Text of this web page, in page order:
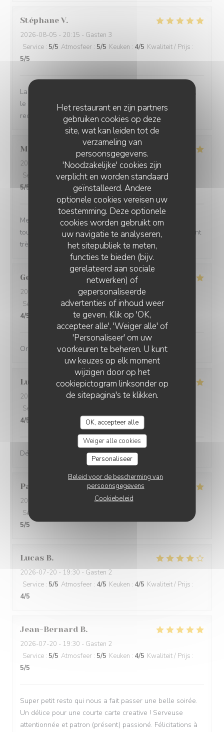
Het restaurant en zijn partners
gebruiken cookies op deze
site, wat kan leiden tot de
verzameling van
persoonsgegevens.
'Noodzakelijke' cookies zijn
verplicht en worden standaard
geïnstalleerd. Andere
optionele cookies vereisen uw
toestemming. Deze optionele
cookies worden gebruikt om
uw navigatie te analyseren,
het sitepubliek te meten,
functies te bieden (bijv.
gerelateerd aan sociale
netwerken) of
gepersonaliseerde
advertenties of inhoud weer
te geven. Klik op 'OK,
accepteer alle', 'Weiger alle' of
'Personaliseer' om uw
voorkeuren te beheren. U kunt
uw keuzes op elk moment
wijzigen door op het
cookiepictogram linksonder op
de sitepagina's te klikken.
OK, accepteer alle
Weiger alle cookies
Personaliseer
Beleid voor de bescherming van
persoonsgegevens
Cookiebeleid
Stéphane V
2026-08-05 - 20:15 - Gasten 3
Service : 5/5 Atmosfeer : 5/5 Keuken : 4/5 Kwaliteit / Prijs :
5/5
La cuisine est délicieuse, les vins tout à fait bien choisis,
le cadre très agréable et l'équipe très sympa ! Je
recommande !
Maelle
2026-08-05
- 19:45 - Gasten 2
Service
/5 Atmosfeer:5 /5 Keuken : 5/5 Kwaliteit / Prijs
5/5
Menus variés, changeant en fonction des saisons et
toujours réfléchis, et excellents. Le service est également
très agréable avec un sommelier de très bon conseil.
Georges
2026-08-04
- 19:15 - Gasten 2
Service
Atmosfeer: 5/5 Keuken:5/5 Kwaliteit / Prijs
4/5
Original, délicieux et servi avec amabilité
Lucie
2026-08-01
- 19:30 - Gasten 2
Service
4/5
Délicieux, raffiné et original. Je recommande !
Pascal
2026-07-20
- 20:00 - Gasten 1
Service
5/5
Lucas B
2026-07-20 - 19:30 - Gasten 2
Service : 5/5 Atmosfeer : 4/5 Keuken : 4/5 Kwaliteit / Prijs :
4/5
Jean-Bernard B
2026-07-20 - 19:30 - Gasten 2
Service : 5/5 Atmosfeer : 5/5 Keuken : 4/5 Kwaliteit / Prijs :
5/5
Super petit resto qui nous a fait passer une belle soirée.
Un délice pour une courte carte creative ! Serveuse
attentionnée et patron (présent) passioné. Félicitations à